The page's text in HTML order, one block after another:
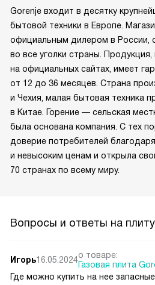
Gorenje входит в десятку
бытовой техники в Европе.
официальным дилером в России,
во все уголки страны.
на официальных сайтах, имеет
от 12 до 36 месяцев. Страна
и Чехия, малая бытовая техника
в Китае. Горение — сельская
была основана компания. С тех
доверие потребителей
и невысоким ценам и открыла
70 странах по всему миру.
Вопросы и ответы на
Игорь16.05.2024о товаре:
Газовая плита
Где можно купить на нее